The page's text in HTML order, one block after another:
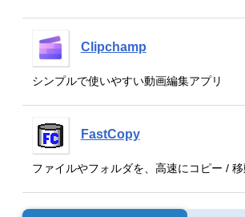
Clipchamp
シンプルで使いやすい動画編集アプリ
FastCopy
ファイルやフォルダを、高速にコピー / 移